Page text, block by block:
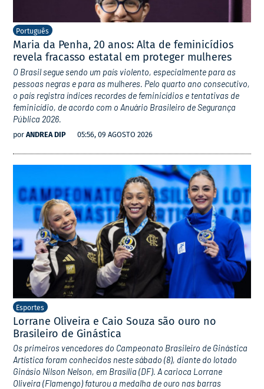
Português
Maria da Penha, 20 anos: Alta de feminicídios
revela fracasso estatal em proteger mulheres
O Brasil segue sendo um país violento, especialmente para as
pessoas negras e para as mulheres. Pelo quarto ano consecutivo,
o país registra índices recordes de feminicídios e tentativas de
feminicídio, de acordo com o Anuário Brasileiro de Segurança
Pública 2026.
por ANDREA DIP 05:56, 09 AGOSTO 2026
Esportes
Lorrane Oliveira e Caio Souza são ouro no
Brasileiro de Ginástica
Os primeiros vencedores do Campeonato Brasileiro de Ginástica
Artística foram conhecidos neste sábado (8), diante do lotado
Ginásio Nilson Nelson, em Brasília (DF). A carioca Lorrane
Oliveira (Flamengo) faturou a medalha de ouro nas barras